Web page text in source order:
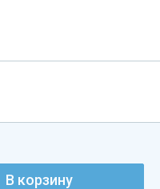
В корзину